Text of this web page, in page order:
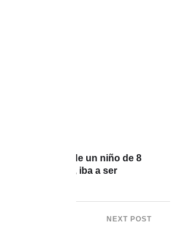
intentó abusar de un niño de 8
Antioquia, iba a ser
NEXT POST